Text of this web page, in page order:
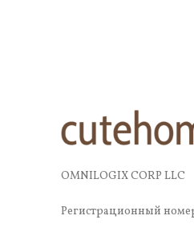
OMNILOGIX CORP LLC
Регистрационный